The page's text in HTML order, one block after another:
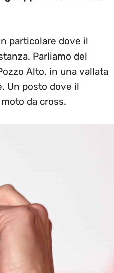
particolare dove il
Parliamo del
Alto, in una vallata
Un posto dove il
da cross.